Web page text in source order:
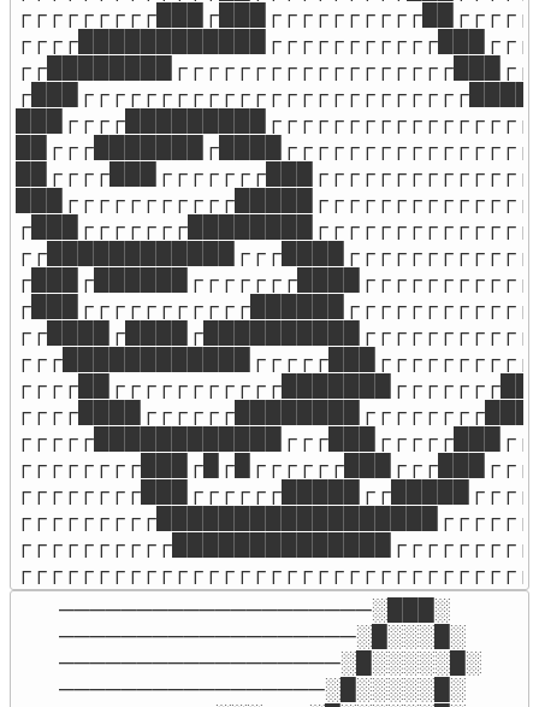
────────────────────░███░
───────────────────░█░░░█░
──────────────────░█░░░░░█░
─────────────────░█░░░░░█░